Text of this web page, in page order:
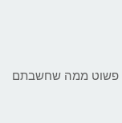
פשוט ממה שחשבתם